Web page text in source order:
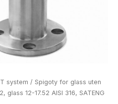
system / Spigoty for glass uten
glass 12-17.52 AISI 316, SATENG